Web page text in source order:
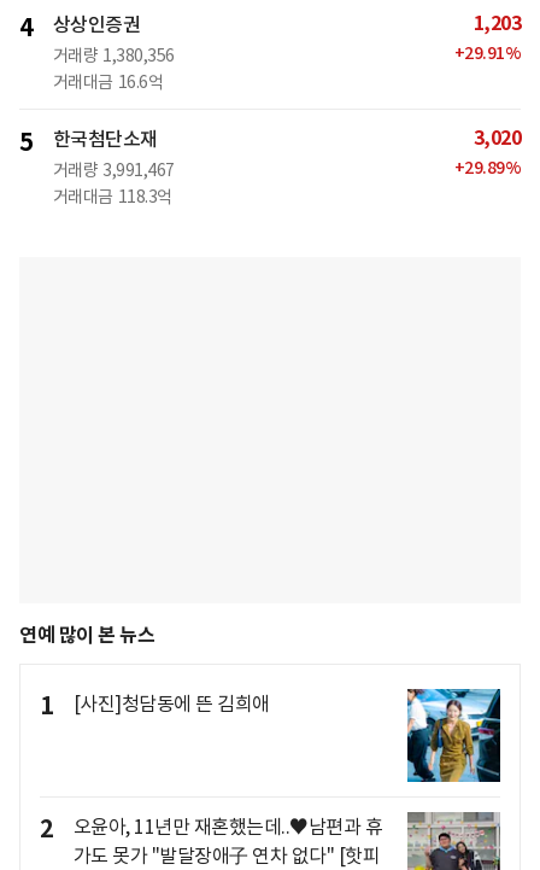
4 상상인증권
거래량 1,380,356
거래대금 16.6억
1,203
+29.91%
5 한국첨단소재
거래량 3,991,467
거래대금 118.3억
3,020
+29.89%
연예 많이 본 뉴스
1 [사진]청담동에 뜬 김희애
2
오윤아, 11년만 재혼했는데..♥남편과 휴
가도 못가 "발달장애子 연차 없다" [핫피